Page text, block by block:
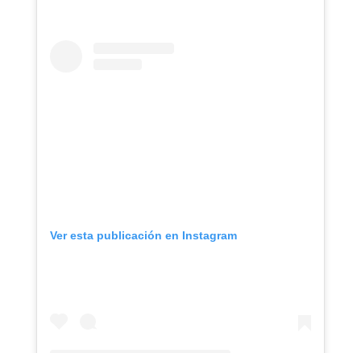
Ver esta publicación en Instagram